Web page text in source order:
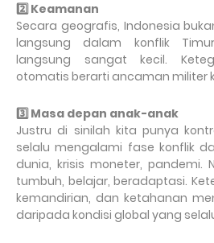
2️ Keamanan
Secara geografis, Indonesia
langsung dalam konflik
langsung sangat kecil.
otomatis berarti ancaman militer
3️ Masa depan anak-anak
Justru di sinilah kita punya
selalu mengalami fase konflik
dunia, krisis moneter, pandemi.
tumbuh, belajar, beradaptasi.
kemandirian, dan ketahanan
daripada kondisi global yang